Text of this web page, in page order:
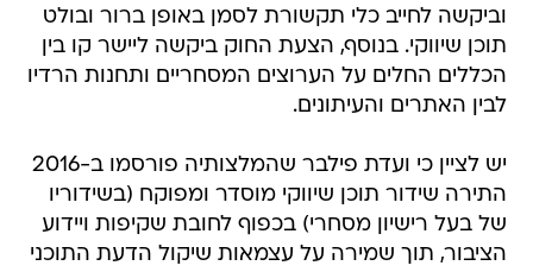
וביקשה לחייב כלי תקשורת לסמן באופן ברור ובולט
תוכן שיווקי. בנוסף, הצעת החוק ביקשה ליישר קו בין
הכללים החלים על הערוצים המסחריים ותחנות הרדיו
לבין האתרים והעיתונים.
יש לציין כי ועדת פילבר שהמלצותיה פורסמו ב-2016
התירה שידור תוכן שיווקי מוסדר ומפוקח (בשידוריו
של בעל רישיון מסחרי) בכפוף לחובת שקיפות ויידוע
הציבור, תוך שמירה על עצמאות שיקול הדעת התוכני